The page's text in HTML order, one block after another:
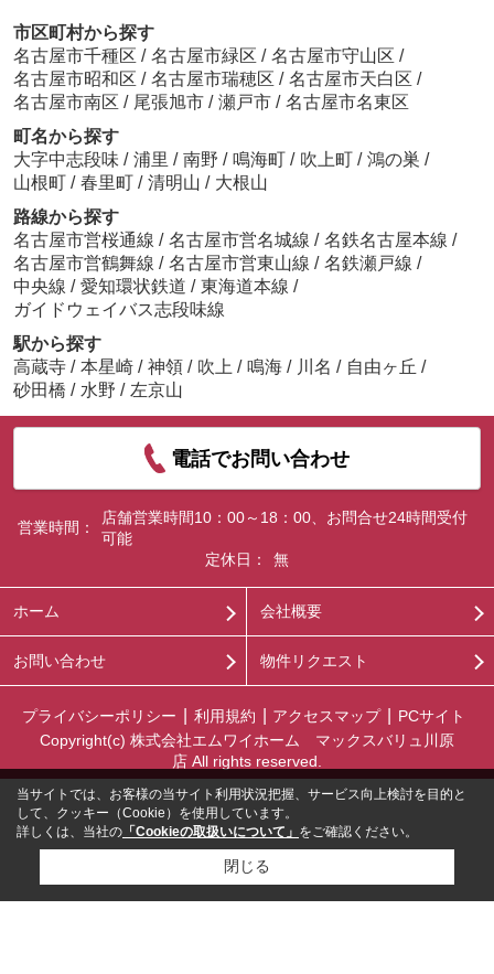
市区町村から探す
名古屋市千種区 / 名古屋市緑区 / 名古屋市守山区 /
名古屋市昭和区 / 名古屋市瑞穂区 / 名古屋市天白区 /
名古屋市南区 / 尾張旭市 / 瀬戸市 / 名古屋市名東区
町名から探す
大字中志段味 / 浦里 / 南野 / 鳴海町 / 吹上町 / 鴻の巣 /
山根町 / 春里町 / 清明山 / 大根山
路線から探す
名古屋市営桜通線 / 名古屋市営名城線 / 名鉄名古屋本線 /
名古屋市営鶴舞線 / 名古屋市営東山線 / 名鉄瀬戸線 /
中央線 / 愛知環状鉄道 / 東海道本線 /
ガイドウェイバス志段味線
駅から探す
高蔵寺 / 本星崎 / 神領 / 吹上 / 鳴海 / 川名 / 自由ヶ丘 /
砂田橋 / 水野 / 左京山
電話でお問い合わせ
営業時間：
店舗営業時間10：00～18：00、お問合せ24時間受付
可能
定休日：
無
ホーム 会社概要
お問い合わせ 物件リクエスト
プライバシーポリシー 利用規約 アクセスマップ
PCサイト
Copyright(c) 株式会社エムワイホーム マックスバリュ川原
店 All rights reserved.
当サイトでは、お客様の当サイト利用状況把握、サービス向上検討を目的と
して、クッキー（Cookie）を使用しています。
詳しくは、当社の 「Cookieの取扱いについて」 をご確認ください。
閉じる